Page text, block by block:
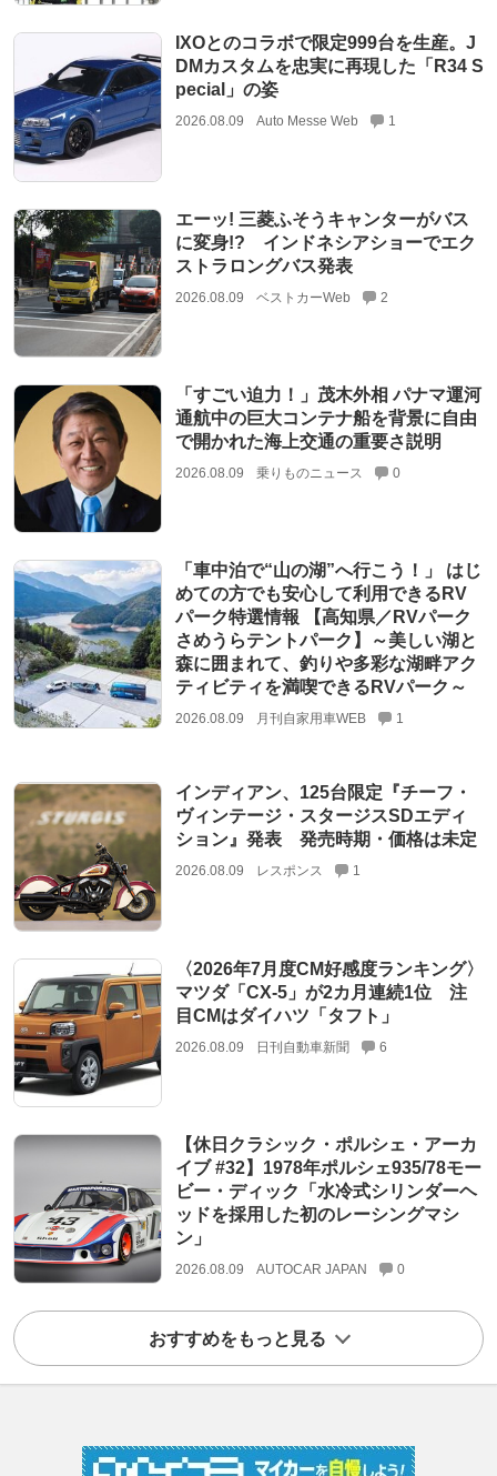
IXOとのコラボで限定999台を生産。J
DMカスタムを忠実に再現した「R34 S
pecial」の姿
2026.08.09 Auto Messe Web 1
エーッ! 三菱ふそうキャンターがバス
に変身!? インドネシアショーでエク
ストラロングバス発表
2026.08.09 ベストカーWeb 2
「すごい迫力！」茂木外相 パナマ運河
通航中の巨大コンテナ船を背景に自由
で開かれた海上交通の重要さ説明
2026.08.09 乗りものニュース 0
「車中泊で“山の湖”へ行こう！」 はじ
めての方でも安心して利用できるRV
パーク特選情報 【高知県／RVパーク
さめうらテントパーク】～美しい湖と
森に囲まれて、釣りや多彩な湖畔アク
ティビティを満喫できるRVパーク～
2026.08.09 月刊自家用車WEB 1
インディアン、125台限定『チーフ・
ヴィンテージ・スタージスSDエディ
ション』発表 発売時期・価格は未定
2026.08.09 レスポンス 1
〈2026年7月度CM好感度ランキング〉
マツダ「CX-5」が2カ月連続1位 注
目CMはダイハツ「タフト」
2026.08.09 日刊自動車新聞 6
【休日クラシック・ポルシェ・アーカ
イブ #32】1978年ポルシェ935/78モー
ビー・ディック「水冷式シリンダーヘ
ッドを採用した初のレーシングマシ
ン」
2026.08.09 AUTOCAR JAPAN 0
おすすめをもっと見る